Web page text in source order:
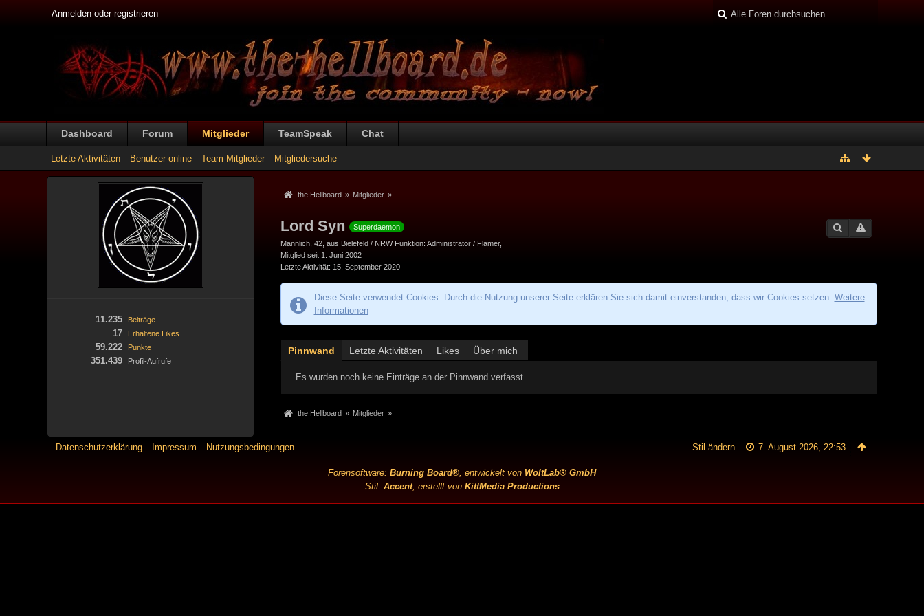
Anmelden oder registrieren
Dashboard Forum Mitglieder TeamSpeak Chat
Letzte Aktivitäten Benutzer online Team-Mitglieder Mitgliedersuche
Beiträge
11.235
Erhaltene Likes
17
Punkte
59.222
Profil-Aufrufe
351.439
the Hellboard » Mitglieder »
Lord Syn
Superdaemon
Männlich 42 aus Bielefeld / NRW Funktion: Administrator / Flamer
Mitglied seit 1. Juni 2002
Letzte Aktivität
15. September 2020
Diese Seite verwendet Cookies. Durch die Nutzung unserer Seite erklären Sie sich damit einverstanden, dass wir Cookies setzen. Weitere
Informationen
Pinnwand Letzte Aktivitäten Likes Über mich
Es wurden noch keine Einträge an der Pinnwand verfasst.
the Hellboard » Mitglieder »
Datenschutzerklärung Impressum Nutzungsbedingungen 7. August 2026, 22:53
Stil ändern
Forensoftware: Burning Board®, entwickelt von WoltLab® GmbH
Stil: Accent, erstellt von KittMedia Productions